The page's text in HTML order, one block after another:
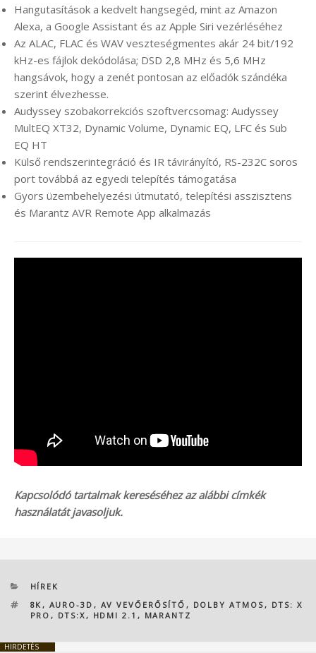
Hangutasítások a kedvelt hangsegéd, mint az Amazon
Alexa, a Google Assistant és az Apple Siri vezérléséhez
Az ALAC, FLAC és WAV veszteségmentes akár 24 bit/192
kHz-es fájlok dekódolása; DSD 2,8 MHz és 5,6 MHz
hangsávok, hogy a zenét pontosan az előadók szándéka
szerint élvezhesse.
Audyssey szobakorrekciós szoftvercsomag: Audyssey
MultEQ XT32, Dynamic Volume, Dynamic EQ, LFC és Sub
EQ HT
Külső rendszerintegráció és IR távirányító, RS-232C soros
port továbbá az egyedi telepítés támogatása
Gyors üzembehelyezési útmutató, telepítési asszisztens
és Marantz AVR Remote App alkalmazás
Kapcsolódó tartalmak kereséséhez az alábbi címkék
használatát javasoljuk.
KATEGÓRIÁK
HÍREK
CÍMKÉK
8K , AURO-3D , AV VEVŐERŐSÍTŐ , DOLBY ATMOS, DTS: X
PRO , DTS:X, HDMI 2.1 , MARANTZ
HIRDETÉS